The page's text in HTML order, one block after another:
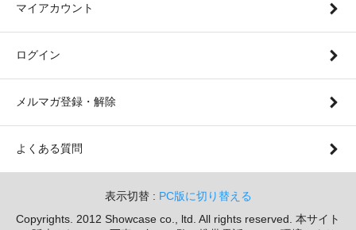
マイアカウント
ログイン
メルマガ登録・解除
よくある質問
表示切替 : PC版に切り替える
Copyrights. 2012 Showcase co., ltd. All rights reserved. 本サイト